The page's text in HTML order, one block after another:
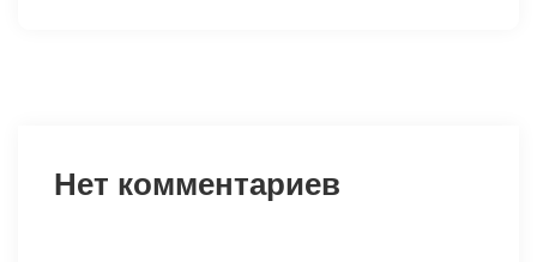
Нет комментариев